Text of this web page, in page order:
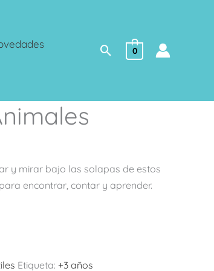
Buscar
0
y mirar bajo las solapas de estos
encontrar, contar y aprender.
Etiqueta: +3 años